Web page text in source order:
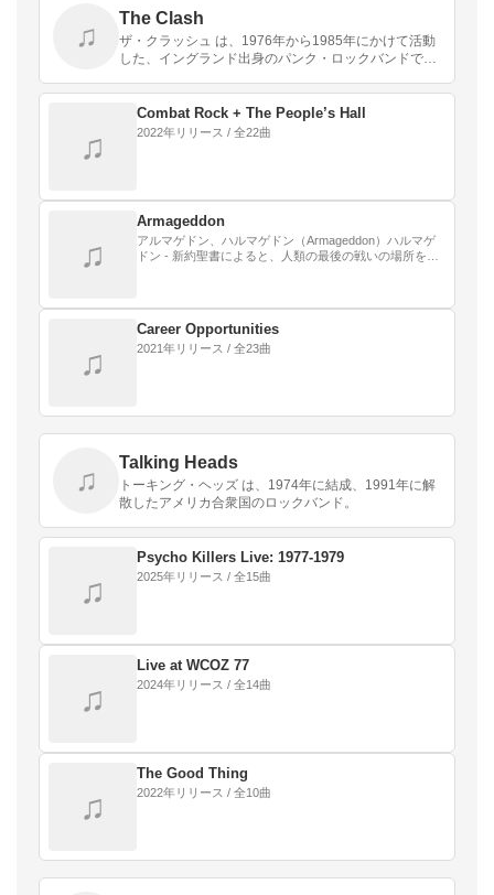
♫
The Clash
ザ・クラッシュ は、1976年から1985年にかけて活動
した、イングランド出身のパンク・ロックバンドであ
♫
Combat Rock + The People’s Hall
2022年リリース / 全22曲
♫
Armageddon
アルマゲドン、ハルマゲドン（Armageddon）ハルマゲ
ドン - 新約聖書によると、人類の最後の戦いの場所を指
♫
Career Opportunities
2021年リリース / 全23曲
♫
Talking Heads
トーキング・ヘッズ は、1974年に結成、1991年に解
散したアメリカ合衆国のロックバンド。
♫
Psycho Killers Live: 1977-1979
2025年リリース / 全15曲
♫
Live at WCOZ 77
2024年リリース / 全14曲
♫
The Good Thing
2022年リリース / 全10曲